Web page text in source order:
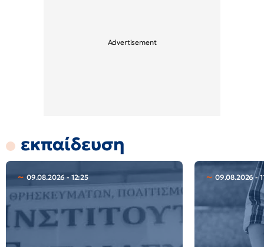
εκπαίδευση
09.08.2026 - 12:25 09.08.2026 -